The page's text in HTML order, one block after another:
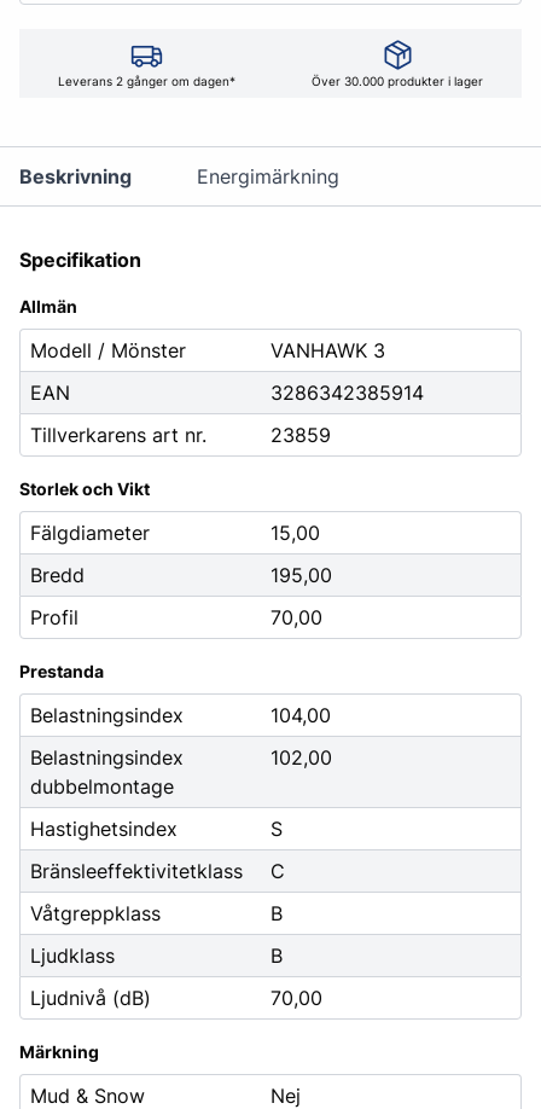
Leverans 2 gånger om dagen* Över 30.000 produkter i lager
Beskrivning Energimärkning
Specifikation
Allmän
Modell / Mönster
VANHAWK 3
EAN
3286342385914
Tillverkarens art nr.
23859
Storlek och Vikt
Fälgdiameter
15,00
Bredd
195,00
Profil
70,00
Prestanda
Belastningsindex
104,00
Belastningsindex
dubbelmontage
102,00
Hastighetsindex
S
Bränsleeffektivitetklass
C
Våtgreppklass
B
Ljudklass
B
Ljudnivå (dB)
70,00
Märkning
Mud & Snow
Nej